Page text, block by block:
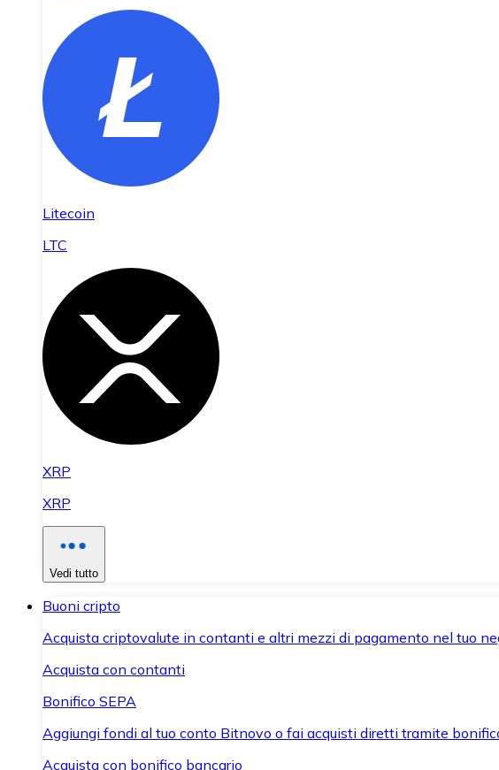
Litecoin
LTC
XRP
XRP
Vedi tutto
Buoni cripto
Acquista criptovalute in contanti e altri mezzi di pagamento nel tuo
Acquista con contanti
Bonifico SEPA
Aggiungi fondi al tuo conto Bitnovo o fai acquisti diretti tramite
Acquista con bonifico bancario